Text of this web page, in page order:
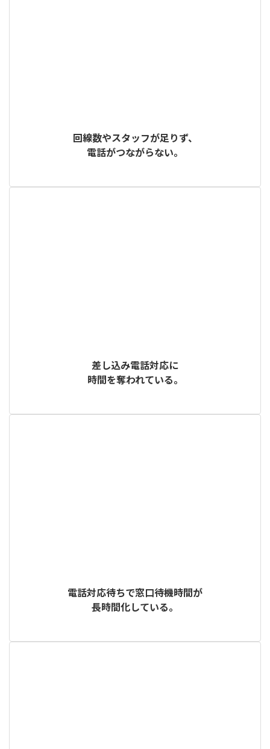
回線数やスタッフが足りず、
電話がつながらない。
差し込み電話対応に
時間を奪われている。
電話対応待ちで窓口待機時間が
長時間化している。